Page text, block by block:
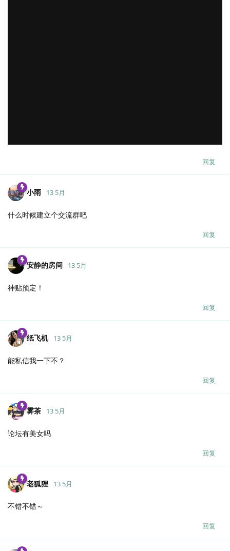
回复
小雨 13 5月
什么时候建立个交流群吧
回复
安静的房间 13 5月
神贴预定！
回复
纸飞机 13 5月
能私信我一下不？
回复
雾茶 13 5月
论坛有美女吗
回复
老狐狸 13 5月
不错不错～
回复